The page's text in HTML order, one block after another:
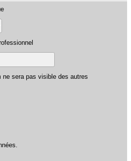
sera pas visible des autres